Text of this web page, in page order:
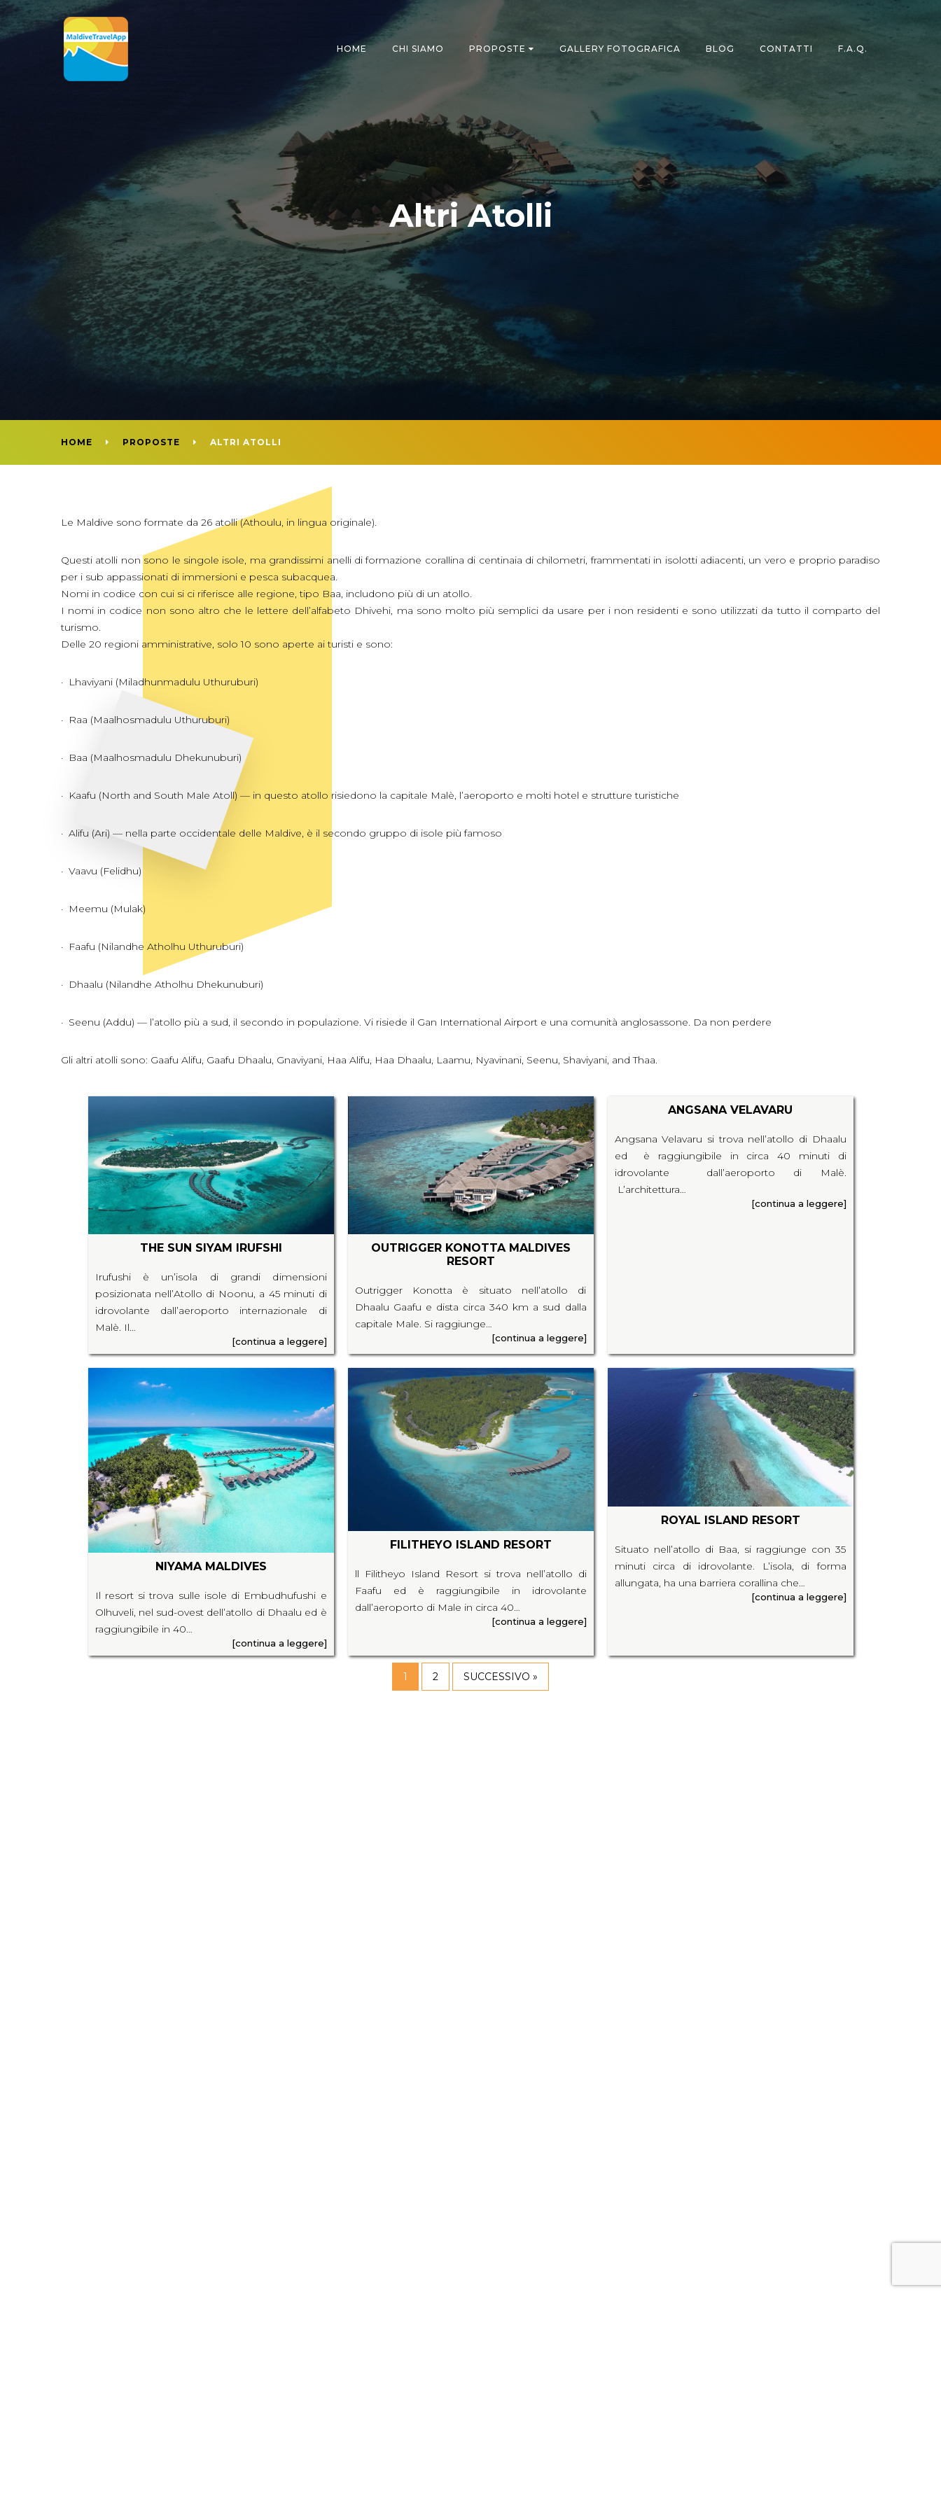
HOME CHI SIAMO PROPOSTE GALLERY FOTOGRAFICA BLOG CONTATTI F.A.Q.
Altri Atolli
HOME PROPOSTE ALTRI ATOLLI
Le Maldive sono formate da 26 atolli (Athoulu, in lingua originale).
Questi atolli non sono le singole isole, ma grandissimi anelli di formazione corallina di centinaia di chilometri, frammentati in isolotti adiacenti, un vero e proprio paradiso
per i sub appassionati di immersioni e pesca subacquea.
Nomi in codice con cui si ci riferisce alle regione, tipo Baa, includono più di un atollo.
I nomi in codice non sono altro che le lettere dell’alfabeto Dhivehi, ma sono molto più semplici da usare per i non residenti e sono utilizzati da tutto il comparto del
turismo.
Delle 20 regioni amministrative, solo 10 sono aperte ai turisti e sono:
· Lhaviyani (Miladhunmadulu Uthuruburi)
· Raa (Maalhosmadulu Uthuruburi)
· Baa (Maalhosmadulu Dhekunuburi)
· Kaafu (North and South Male Atoll) — in questo atollo risiedono la capitale Malè, l’aeroporto e molti hotel e strutture turistiche
· Alifu (Ari) — nella parte occidentale delle Maldive, è il secondo gruppo di isole più famoso
· Vaavu (Felidhu)
· Meemu (Mulak)
· Faafu (Nilandhe Atholhu Uthuruburi)
· Dhaalu (Nilandhe Atholhu Dhekunuburi)
· Seenu (Addu) — l’atollo più a sud, il secondo in populazione. Vi risiede il Gan International Airport e una comunità anglosassone. Da non perdere
Gli altri atolli sono: Gaafu Alifu, Gaafu Dhaalu, Gnaviyani, Haa Alifu, Haa Dhaalu, Laamu, Nyavinani, Seenu, Shaviyani, and Thaa.
THE SUN SIYAM IRUFSHI
Irufushi è un’isola di grandi dimensioni
posizionata nell’Atollo di Noonu, a 45 minuti di
idrovolante dall’aeroporto internazionale di
Malè. Il…
[continua a leggere]
OUTRIGGER KONOTTA MALDIVES
RESORT
Outrigger Konotta è situato nell’atollo di
Dhaalu Gaafu e dista circa 340 km a sud dalla
capitale Male. Si raggiunge…
[continua a leggere]
ANGSANA VELAVARU
Angsana Velavaru si trova nell’atollo di Dhaalu
ed è raggiungibile in circa 40 minuti di
idrovolante dall’aeroporto di Malè.
L’architettura…
[continua a leggere]
NIYAMA MALDIVES
Il resort si trova sulle isole di Embudhufushi e
Olhuveli, nel sud-ovest dell’atollo di Dhaalu ed è
raggiungibile in 40…
[continua a leggere]
FILITHEYO ISLAND RESORT
ll Filitheyo Island Resort si trova nell’atollo di
Faafu ed è raggiungibile in idrovolante
dall’aeroporto di Male in circa 40…
[continua a leggere]
ROYAL ISLAND RESORT
Situato nell’atollo di Baa, si raggiunge con 35
minuti circa di idrovolante. L’isola, di forma
allungata, ha una barriera corallina che…
[continua a leggere]
1 2 SUCCESSIVO »